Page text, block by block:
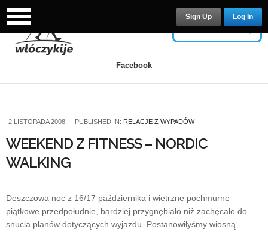
Facebook
Log In
Sign Up
2 LISTOPADA 2008 PUBLISHED IN: RELACJE Z WYPADÓW
WEEKEND Z FITNESS – NORDIC
WALKING
Deszczowa noc z 16/17 października i wietrzne pochmurne
piątkowe przedpołudnie, bardziej przygnębiało niż zachęcało do
snucia planów dotyczących wyjazdu. Postanowiłyśmy wiosną
Remember Me